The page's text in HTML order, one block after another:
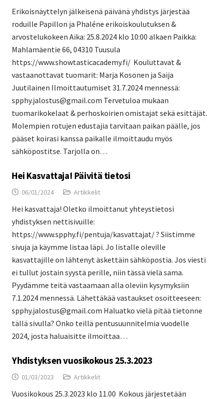
Erikoisnäyttelyn jälkeisenä päivänä yhdistys järjestää
roduille Papillon ja Phaléne erikoiskoulutuksen &
arvostelukokeen Aika: 25.8.2024 klo 10:00 alkaen Paikka:
Mahlamäentie 66, 04310 Tuusula
https://www.showtasticacademy.fi/ Kouluttavat &
vastaanottavat tuomarit: Marja Kosonen ja Saija
Juutilainen Ilmoittautumiset 31.7.2024 mennessä:
spphy.jalostus@gmail.com Tervetuloa mukaan
tuomarikokelaat & perhoskoirien omistajat sekä esittäjät.
Molempien rotujen edustajia tarvitaan paikan päälle, jos
pääset koirasi kanssa paikalle ilmoittaudu myös
sähköpostitse. Tarjolla on…
Hei Kasvattaja! Päivitä tietosi
06/01/2024 Artikkelit
Hei kasvattaja! Oletko ilmoittanut yhteystietosi
yhdistyksen nettisivuille:
https://www.spphy.fi/pentuja/kasvattajat/ ? Siistimme
sivuja ja käymme listaa läpi. Jo listalle oleville
kasvattajille on lähtenyt äskettäin sähköpostia. Jos viesti
ei tullut jostain syystä perille, niin tässä vielä sama.
Pyydämme teitä vastaamaan alla oleviin kysymyksiin
7.1.2024 mennessä. Lähettäkää vastaukset osoitteeseen:
spphy.jalostus@gmail.com Haluatko vielä pitää tietonne
tällä sivulla? Onko teillä pentusuunnitelmia vuodelle
2024, josta haluaisitte ilmoittaa…
Yhdistyksen vuosikokous 25.3.2023
01/03/2023 Artikkelit
Vuosikokous 25.3.2023 klo 11.00 Kokous järjestetään